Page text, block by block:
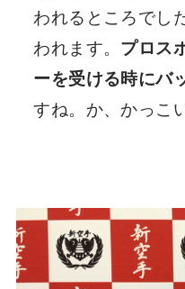
われるところでし
われます。 プロス
ーを受ける時にバ
すね。か、かっこ